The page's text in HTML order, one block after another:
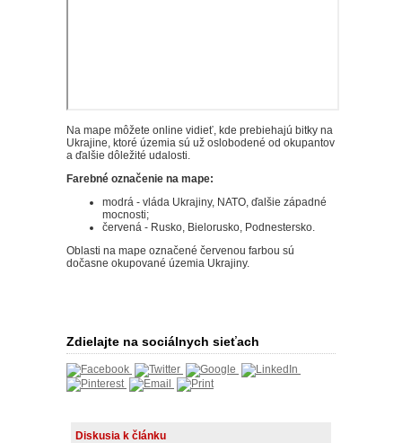
Na mape môžete online vidieť, kde prebiehajú bitky na
Ukrajine, ktoré územia sú už oslobodené od okupantov
a ďalšie dôležité udalosti.
Farebné označenie na mape:
modrá - vláda Ukrajiny, NATO, ďalšie západné
mocnosti;
červená - Rusko, Bielorusko, Podnestersko.
Oblasti na mape označené červenou farbou sú
dočasne okupované územia Ukrajiny.
Zdielajte na sociálnych sieťach
Diskusia k článku